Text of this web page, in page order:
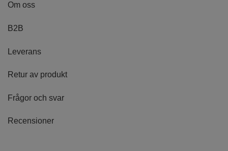
Om oss
B2B
Leverans
Retur av produkt
Frågor och svar
Recensioner